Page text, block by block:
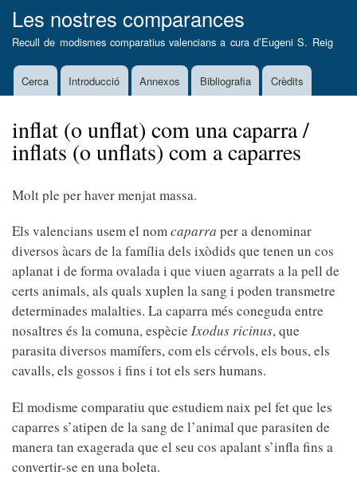
al
contingut
Les nostres comparances
Recull de modismes comparatius valencians a cura d’Eugeni S. Reig
MainCerca Introducció Annexos Bibliografia Crèdits
inflat (o unflat) com una caparra /
inflats (o unflats) com a caparres
Molt ple per haver menjat massa.
Els valencians usem el nomcaparra per a denominar
diversos àcars de la família dels ixòdids que tenen un cos
aplanat i de forma ovalada i que viuen agarrats a la pell de
certs animals, als quals xuplen la sang i poden transmetre
determinades malalties. La caparra més coneguda entre
nosaltres és la comuna, espècie Ixodus ricinus, que
parasita diversos mamífers, com els cérvols, els bous, els
cavalls, els gossos i fins i tot els sers humans.
El modisme comparatiu que estudiem naix pel fet que les
caparres s’atipen de la sang de l’animal que parasiten de
manera tan exagerada que el seu cos apalant s’infla fins a
convertir-se en una boleta.